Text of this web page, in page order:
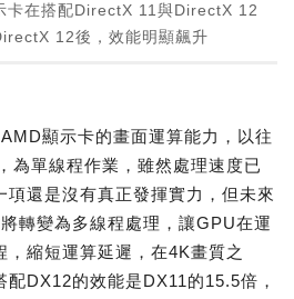
卡在搭配DirectX 11與DirectX 12
12後，效能明顯飆升
顯示卡的畫面運算能力，以往
為單線程作業，雖然處理速度已
項還是沒有真正發揮實力，但未來
轉變為多線程處理，讓GPU在運
，縮短運算延遲，在4K畫質之
DX12的效能是DX11的15.5倍，